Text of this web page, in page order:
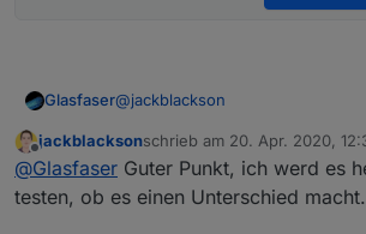
Glasfaser@jackblackson
Bin jetzt nicht am Rechner ......
Er hat in seine Projekt View in
nicht das es daran liegt ,
Offline
jackblacksonschrieb am 20. Apr. 2020,
zuletzt editiert von
@Glasfaser Guter Punkt, ich werd es
testen, ob es einen Unterschied macht.